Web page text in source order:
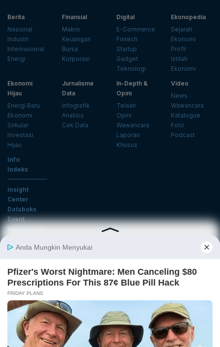
Berita
Nasional
Industri
Internasional
Energi
Finansial
Makro
Keuangan
Bursa
Korporasi
Digital
E-Commerce
Fintech
Startup
Gadget
Teknologi
Ekonopedia
Sejarah
Ekonomi
Profil
Istilah
Ekonomi
Ekonomi
Hijau
Energi Baru
Ekonomi
Sirkular
Investasi
Hijau
Jurnalisme
Data
Infografik
Analisis
Cek Data
In-Depth &
Opini
Telaah
Opini
Wawancara
Laporan
Khusus
Video
News
Wawancara
Katalogue
Foto
Podcast
Info
Indeks
Insight
Center
Databoks
Event
KatadataOto
Email
Daftar
Tentang Katadata Advertising Karier
Pedoman Media Siber